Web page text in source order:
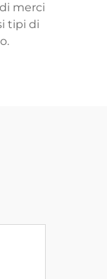
merci
tipi di